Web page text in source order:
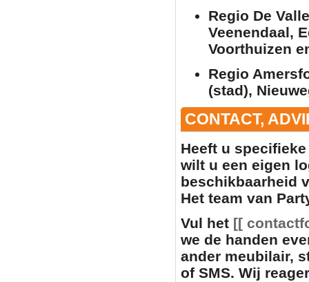
Regio De
Veenendaal,
Voorthuizen
Regio
(stad),
CONTACT,
Heeft u
wilt u een eigen
beschikbaarheid
Het team van
Vul het [[
we de handen
ander meubilair,
of SMS. Wij